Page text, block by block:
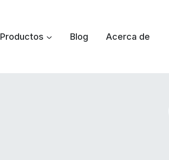
Productos Blog Acerca de